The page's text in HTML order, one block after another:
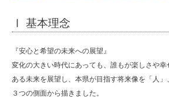
Ⅰ 基本理念
『安心と希望の未来への展望』
変化の大きい時代にあっても、誰もが楽しさや
ある未来を展望し、本県が目指す将来像を「人
３つの側面から描きました。